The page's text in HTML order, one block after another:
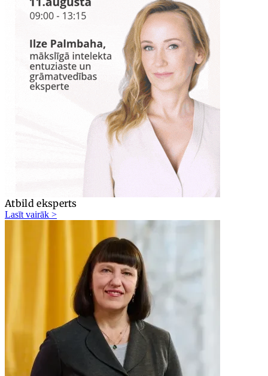
Atbild eksperts
Lasīt vairāk >